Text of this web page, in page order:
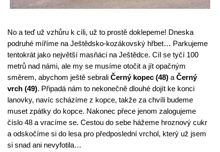
No a teď už vzhůru k cíli, už to prostě doklepeme! Dneska
podruhé míříme na Ještědsko-kozákovský hřbet… Parkujeme
tentokrát jako největší masňáci na Ještědce. Cíl se tyčí 100
metrů nad námi, ale my se musíme otočit a jít opačným
směrem, abychom ještě sebrali Černý kopec (48) a Černý
vrch (49). Připadá nám to nekonečně dlouhé dojít ke konci
lanovky, navíc scházíme z kopce, takže za chvíli budeme
muset zpátky do kopce. Nakonec přece jenom zalogujeme
číslo 48 a vracíme se. Cestou do sebe hážeme hroznový cukr
a odskočíme si do lesa pro předposlední vrchol, který už jsem
si snad ani nevyfotila…